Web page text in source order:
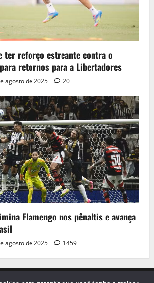
ter reforço estreante contra o
retornos para a Libertadores
agosto de 2025 20
Flamengo nos pênaltis e avança
agosto de 2025 1459
Sobre nós Termo de Uso